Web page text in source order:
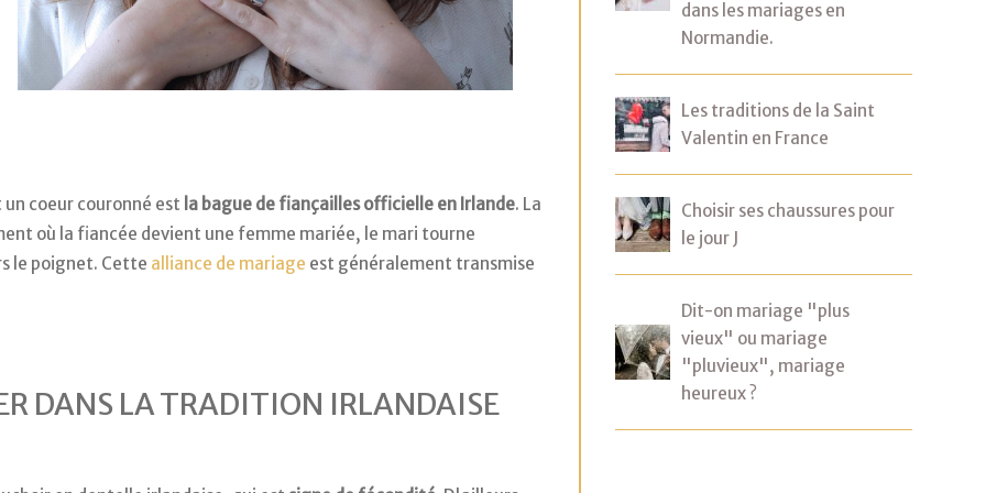
coeur couronné est la bague de fiançailles officielle en Irlande. La
où la fiancée devient une femme mariée, le mari tourne
le poignet. Cette alliance de mariage est généralement transmise
DANS LA TRADITION IRLANDAISE
dans les mariages en
Normandie.
Les traditions de la Saint
Valentin en France
Choisir ses chaussures pour
le jour J
Dit-on mariage "plus
vieux" ou mariage
"pluvieux", mariage
heureux ?